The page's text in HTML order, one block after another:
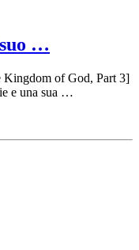
…
Kingdom of God, Part 3]
e una sua …